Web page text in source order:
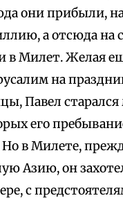
они прибыли,
а отсюда
в Милет. Желая
на
Павел
его
Но в Милете,
Азию, он
с